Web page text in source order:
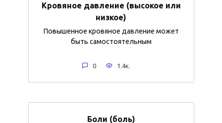
Кровяное давление (высокое или
низкое)
Повышенное кровяное давление может
быть самостоятельным
0 1.4к.
Боли (боль)